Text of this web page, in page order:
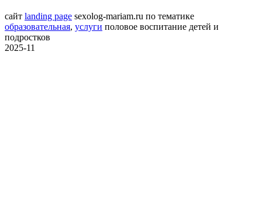
сайт landing page sexolog-mariam.ru по тематике
образовательная, услуги половое воспитание детей и
подростков
2025-11